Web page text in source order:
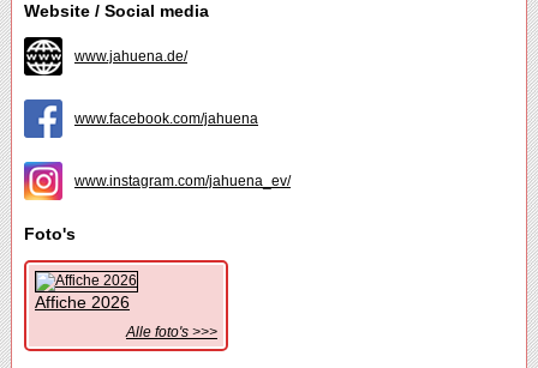
Website / Social media
www.jahuena.de/
www.facebook.com/jahuena
www.instagram.com/jahuena_ev/
Foto's
Affiche 2026
Alle foto's >>>